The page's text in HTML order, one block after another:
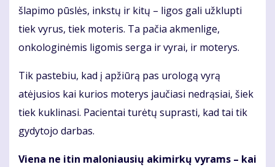
šlapimo pūslės, inkstų ir kitų – ligos gali užklupti
tiek vyrus, tiek moteris. Ta pačia akmenlige,
onkologinėmis ligomis serga ir vyrai, ir moterys.
Tik pastebiu, kad į apžiūrą pas urologą vyrą
atėjusios kai kurios moterys jaučiasi nedrąsiai, šiek
tiek kuklinasi. Pacientai turėtų suprasti, kad tai tik
gydytojo darbas.
Viena ne itin maloniausių akimirkų vyrams – kai